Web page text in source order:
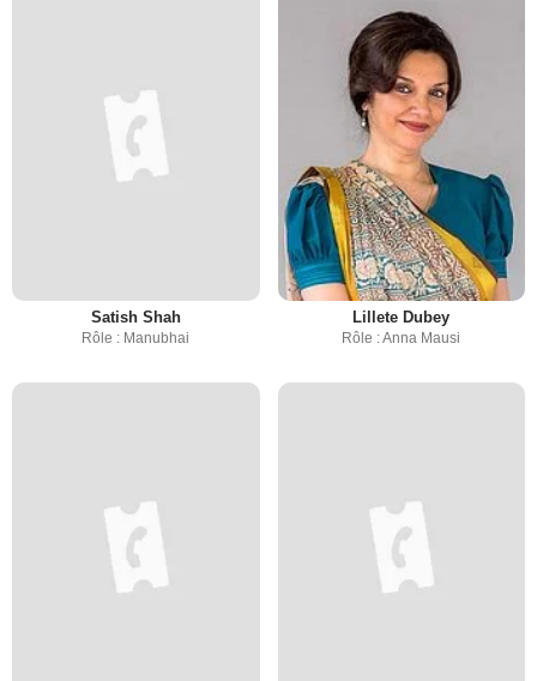
Satish Shah
Rôle : Manubhai
Lillete Dubey
Rôle : Anna Mausi